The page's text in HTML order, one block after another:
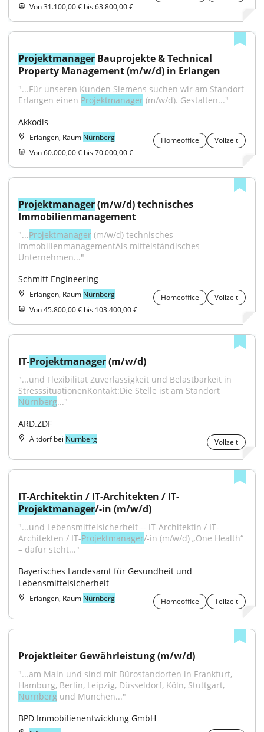
Von 31.100,00 € bis 63.800,00 €
Projektmanager Bauprojekte & Technical
Property Management (m/w/d) in Erlangen
"...Für unseren Kunden Siemens suchen wir am Standort
Erlangen einen Projektmanager (m/w/d). Gestalten..."
Akkodis
Erlangen, Raum Nürnberg Homeoffice
Vollzeit
Von 60.000,00 € bis 70.000,00 €
Projektmanager (m/w/d) technisches
Immobilienmanagement
"...Projektmanager (m/w/d) technisches
ImmobilienmanagementAls mittelständisches
Unternehmen..."
Schmitt Engineering
Erlangen, Raum Nürnberg Homeoffice
Vollzeit
Von 45.800,00 € bis 103.400,00 €
IT-Projektmanager (m/w/d)
"...und Flexibilität Zuverlässigkeit und Belastbarkeit in
Nürnberg..."
ARD.ZDF
Altdorf bei Nürnberg Vollzeit
IT-Architektin / IT-Architekten / IT-
Projektmanager/-in (m/w/d)
"...und Lebensmittelsicherheit -- IT-Architektin / IT-
Architekten / IT-Projektmanager/-in (m/w/d) „One Health“
– dafür steht..."
Bayerisches Landesamt für Gesundheit und
Lebensmittelsicherheit
Erlangen, Raum Nürnberg Homeoffice Teilzeit
Projektleiter Gewährleistung (m/w/d)
"...am Main und sind mit Bürostandorten in Frankfurt,
Nürnberg und München..."
BPD Immobilienentwicklung GmbH